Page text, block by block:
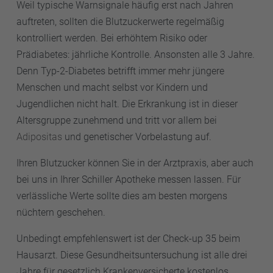
sie Sehminderungen bis hin zur Blindheit.
Weil typische Warnsignale häufig erst nach Jahren
auftreten, sollten die Blutzuckerwerte regelmäßig
kontrolliert werden. Bei erhöhtem Risiko oder
Prädiabetes: jährliche Kontrolle. Ansonsten alle 3 Jahre.
Denn Typ-2-Diabetes betrifft immer mehr jüngere
Menschen und macht selbst vor Kindern und
Jugendlichen nicht halt. Die Erkrankung ist in dieser
Altersgruppe zunehmend und tritt vor allem bei
Adipositas und genetischer Vorbelastung auf.
Ihren Blutzucker können Sie in der Arztpraxis, aber auch
bei uns in Ihrer Schiller Apotheke messen lassen. Für
verlässliche Werte sollte dies am besten morgens
nüchtern geschehen.
Unbedingt empfehlenswert ist der Check-up 35 beim
Hausarzt. Diese Gesundheitsuntersuchung ist alle drei